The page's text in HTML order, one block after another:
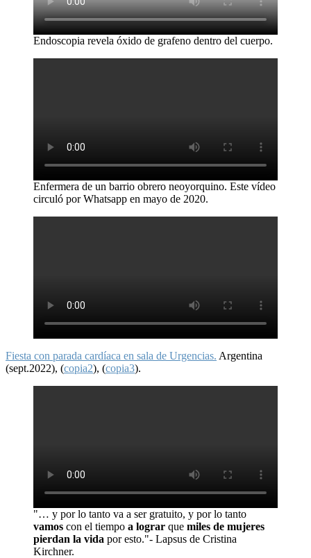
Endoscopia revela óxido de grafeno dentro del cuerpo.
Enfermera de un barrio obrero neoyorquino. Este vídeo
circuló por Whatsapp en mayo de 2020.
Fiesta con parada cardíaca en sala de Urgencias. Argentina
(sept.2022), (copia2), (copia3).
"… y por lo tanto va a ser gratuito, y por lo tanto
vamos con el tiempo a lograr que miles de mujeres
pierdan la vida por esto."- Lapsus de Cristina
Kirchner.